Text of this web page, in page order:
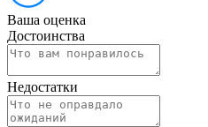
Ваша оценка
Достоинства
Недостатки